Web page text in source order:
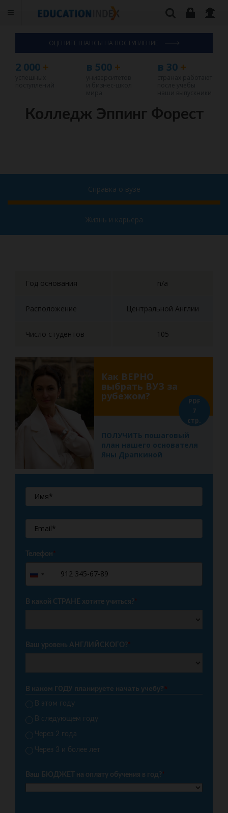
ОЦЕНИТЕ ШАНСЫ НА ПОСТУПЛЕНИЕ
2 000 + в 500 + в 30+
Колледж Эппинг Форест
Справка о вузе
Жизнь и карьера
Год основания n/a
Расположение Центральной Англии
Число студентов 105
Как ВЕРНО
выбрать ВУЗ за
рубежом?
ПОЛУЧИТЬ пошаговый
план нашего основателя
Яны Драпкиной
PDF
7
стр.
Телефон*
Russia
+7
В какой СТРАНЕ хотите учиться?*
Ваш уровень АНГЛИЙСКОГО?*
В каком ГОДУ планируете начать учебу?*
В этом году
В следующем году
Через 2 года
Через 3 и более лет
Ваш БЮДЖЕТ на оплату обучения в год?*